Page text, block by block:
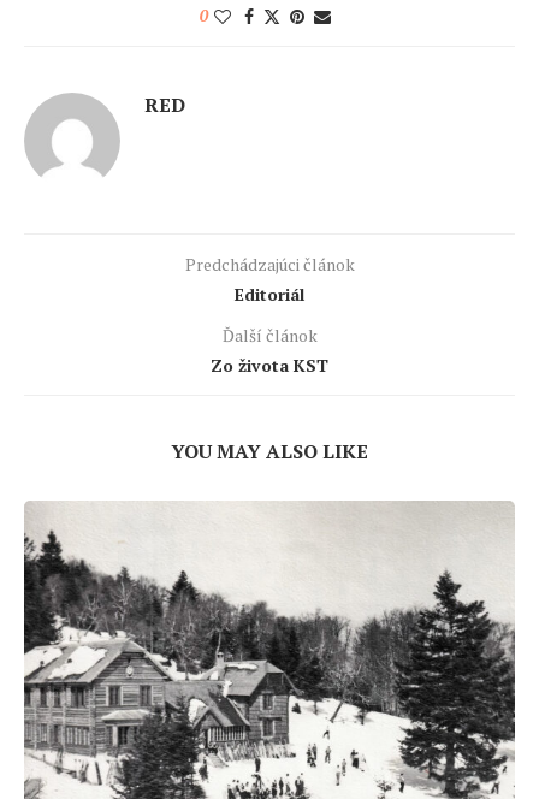
0
RED
Predchádzajúci článok
Editoriál
Ďalší článok
Zo života KST
YOU MAY ALSO LIKE